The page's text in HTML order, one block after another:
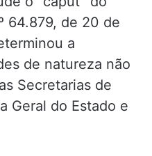
64.879, de 20 de
a
de natureza não
Secretarias de
Geral do Estado e